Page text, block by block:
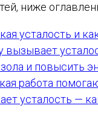
ниже
усталость и
вызывает
и повысить
работа
усталость —